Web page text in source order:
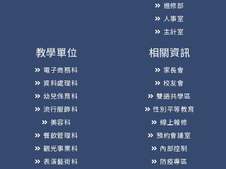
進修部
人事室
主計室
教學單位
電子商務科
資料處理科
幼兒保育科
流行服飾科
美容科
餐飲管理科
觀光事業科
表演藝術科
相關資訊
家長會
校友會
雙語共學區
性別平等教育
線上報修
預約會議室
內部控制
防疫專區